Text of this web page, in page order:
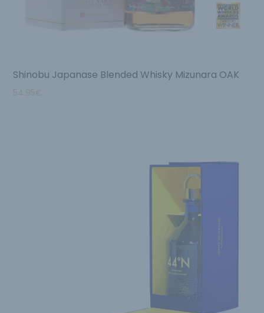
Shinobu Japanase Blended Whisky Mizunara OAK
54.95€